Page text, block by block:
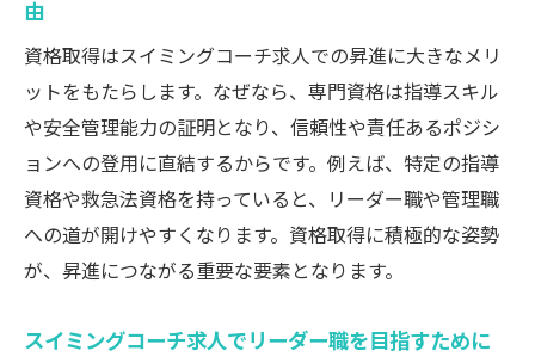
由
資格取得はスイミングコーチ求人での昇進に大きなメリ
ットをもたらします。なぜなら、専門資格は指導スキル
や安全管理能力の証明となり、信頼性や責任あるポジシ
ョンへの登用に直結するからです。例えば、特定の指導
資格や救急法資格を持っていると、リーダー職や管理職
への道が開けやすくなります。資格取得に積極的な姿勢
が、昇進につながる重要な要素となります。
スイミングコーチ求人でリーダー職を目指すために